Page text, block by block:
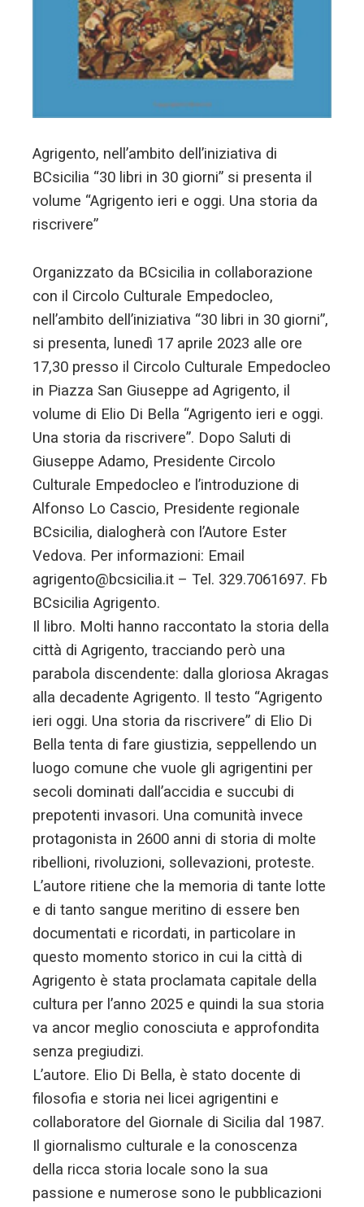
Agrigento, nell’ambito dell’iniziativa di
BCsicilia “30 libri in 30 giorni” si presenta il
volume “Agrigento ieri e oggi. Una storia da
riscrivere”
Organizzato da BCsicilia in collaborazione
con il Circolo Culturale Empedocleo,
nell’ambito dell’iniziativa “30 libri in 30 giorni”,
si presenta, lunedì 17 aprile 2023 alle ore
17,30 presso il Circolo Culturale Empedocleo
in Piazza San Giuseppe ad Agrigento, il
volume di Elio Di Bella “Agrigento ieri e oggi.
Una storia da riscrivere”. Dopo Saluti di
Giuseppe Adamo, Presidente Circolo
Culturale Empedocleo e l’introduzione di
Alfonso Lo Cascio, Presidente regionale
BCsicilia, dialogherà con l’Autore Ester
Vedova. Per informazioni: Email
agrigento@bcsicilia.it – Tel. 329.7061697. Fb
BCsicilia Agrigento.
Il libro. Molti hanno raccontato la storia della
città di Agrigento, tracciando però una
parabola discendente: dalla gloriosa Akragas
alla decadente Agrigento. Il testo “Agrigento
ieri oggi. Una storia da riscrivere” di Elio Di
Bella tenta di fare giustizia, seppellendo un
luogo comune che vuole gli agrigentini per
secoli dominati dall’accidia e succubi di
prepotenti invasori. Una comunità invece
protagonista in 2600 anni di storia di molte
ribellioni, rivoluzioni, sollevazioni, proteste.
L’autore ritiene che la memoria di tante lotte
e di tanto sangue meritino di essere ben
documentati e ricordati, in particolare in
questo momento storico in cui la città di
Agrigento è stata proclamata capitale della
cultura per l’anno 2025 e quindi la sua storia
va ancor meglio conosciuta e approfondita
senza pregiudizi.
L’autore. Elio Di Bella, è stato docente di
filosofia e storia nei licei agrigentini e
collaboratore del Giornale di Sicilia dal 1987.
Il giornalismo culturale e la conoscenza
della ricca storia locale sono la sua
passione e numerose sono le pubblicazioni